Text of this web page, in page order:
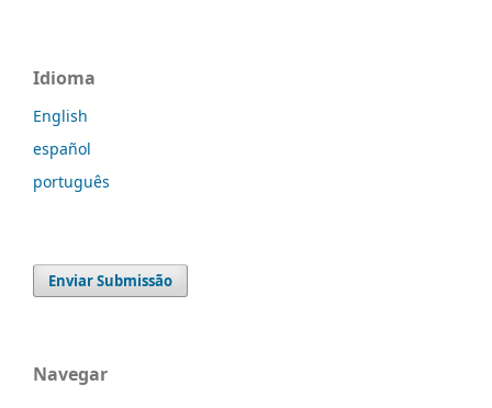
Idioma
English
español
português
Enviar Submissão
Navegar